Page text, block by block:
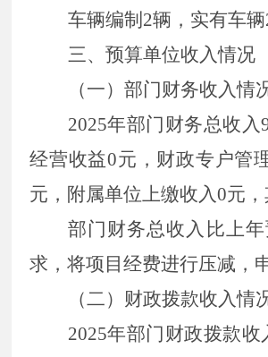
车辆编制2辆，实有车辆
三、预算单位收入情况
（一）部门财务收入情
2025年部门财务总收
经营收益0元，财政专户管
元，附属单位上缴收入0元，
部门财务总收入比上
求，将项目经费进行压减，
（二）财政拨款收入情
2025年部门财政拨款收